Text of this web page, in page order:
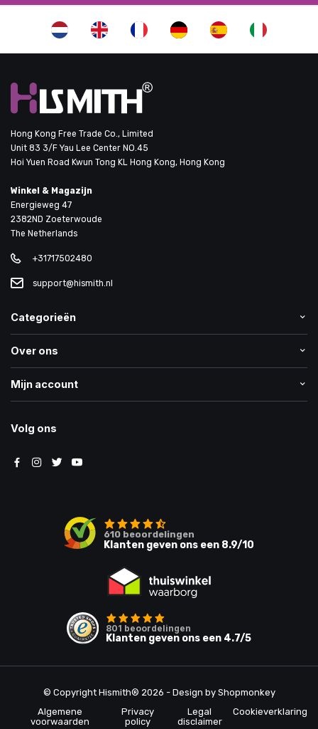
Hong Kong Free Trade Co., Limited
Unit 83 3/F Yau Lee Center NO.45
Hoi Yuen Road Kwun Tong KL Hong Kong, Hong Kong
Winkel & Magazijn
Energieweg 47
2382ND Zoeterwoude
The Netherlands
+31717502480
support@hismith.nl
Categorieën
Over ons
Mijn account
Volg ons
610 beoordelingen
Klanten geven ons een 8.9/10
801 beoordelingen
Klanten geven ons een 4.7/5
© Copyright Hismith® 2026 - Design by Shopmonkey
Algemene
voorwaarden
Privacy
policy
Legal
disclaimer
Cookieverklaring